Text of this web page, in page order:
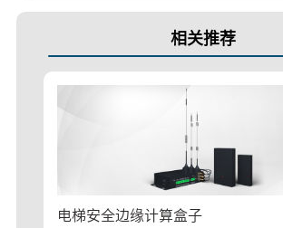
相关推荐
电梯安全边缘计算盒子